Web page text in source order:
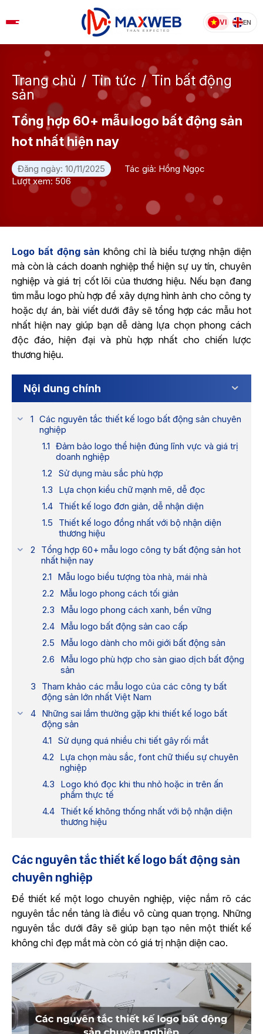
to
VI EN
Trang chủ / Tin tức / Tin bất động
sản
Tổng hợp 60+ mẫu logo bất động sản
hot nhất hiện nay
Đăng ngày: 10/11/2025
Tác giả: Hồng Ngọc
Lượt xem: 506
Logo bất động sản không chỉ là biểu tượng nhận diện
mà còn là cách doanh nghiệp thể hiện sự uy tín, chuyên
nghiệp và giá trị cốt lõi của thương hiệu. Nếu bạn đang
tìm mẫu logo phù hợp để xây dựng hình ảnh cho công ty
hoặc dự án, bài viết dưới đây sẽ tổng hợp các mẫu hot
nhất hiện nay giúp bạn dễ dàng lựa chọn phong cách
độc đáo, hiện đại và phù hợp nhất cho chiến lược
thương hiệu.
Nội dung chính
Các nguyên tắc thiết kế logo bất động sản chuyên
nghiệp
Đảm bảo logo thể hiện đúng lĩnh vực và giá trị
doanh nghiệp
Sử dụng màu sắc phù hợp
Lựa chọn kiểu chữ mạnh mẽ, dễ đọc
Thiết kế logo đơn giản, dễ nhận diện
Thiết kế logo đồng nhất với bộ nhận diện
thương hiệu
Tổng hợp 60+ mẫu logo công ty bất động sản hot
nhất hiện nay
Mẫu logo biểu tượng tòa nhà, mái nhà
Mẫu logo phong cách tối giản
Mẫu logo phong cách xanh, bền vững
Mẫu logo bất động sản cao cấp
Mẫu logo dành cho môi giới bất động sản
Mẫu logo phù hợp cho sàn giao dịch bất động
sản
Tham khảo các mẫu logo của các công ty bất
động sản lớn nhất Việt Nam
Những sai lầm thường gặp khi thiết kế logo bất
động sản
Sử dụng quá nhiều chi tiết gây rối mắt
Lựa chọn màu sắc, font chữ thiếu sự chuyên
nghiệp
Logo khó đọc khi thu nhỏ hoặc in trên ấn
phẩm thực tế
Thiết kế không thống nhất với bộ nhận diện
thương hiệu
Các nguyên tắc thiết kế logo bất động sản
chuyên nghiệp
Để thiết kế một logo chuyên nghiệp, việc nắm rõ các
nguyên tắc nền tảng là điều vô cùng quan trọng. Những
nguyên tắc dưới đây sẽ giúp bạn tạo nên một thiết kế
không chỉ đẹp mắt mà còn có giá trị nhận diện cao.